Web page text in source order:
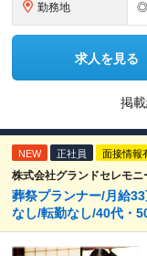
勤務地
求人を見る
掲
NEW 正社員 面接情報
株式会社グランドセレモニ
葬祭プランナー/月給
なし/転勤なし/40代・